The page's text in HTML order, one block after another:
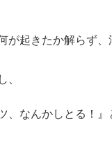
が起きたか解らず、
、
、なんかしとる！』